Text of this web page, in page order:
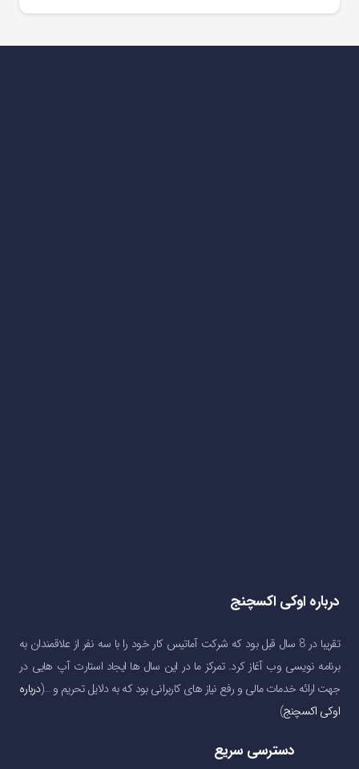
درباره اوکی اکسچنج
تقریبا در 8 سال قبل بود که شرکت آماتیس کار خود را با سه نفر از علاقمندان به
برنامه نویسی وب آغاز کرد. تمرکز ما در این سال ها ایجاد استارت آپ هایی در
جهت ارائه خدمات مالی و رفع نیاز های کاربرانی بود که به دلایل تحریم و …(درباره
اوکی اکسچنج)
دسترسی سریع